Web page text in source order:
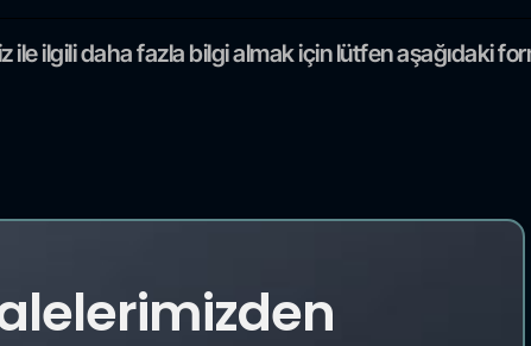
ile ilgili daha fazla bilgi almak için lütfen aşağıdaki